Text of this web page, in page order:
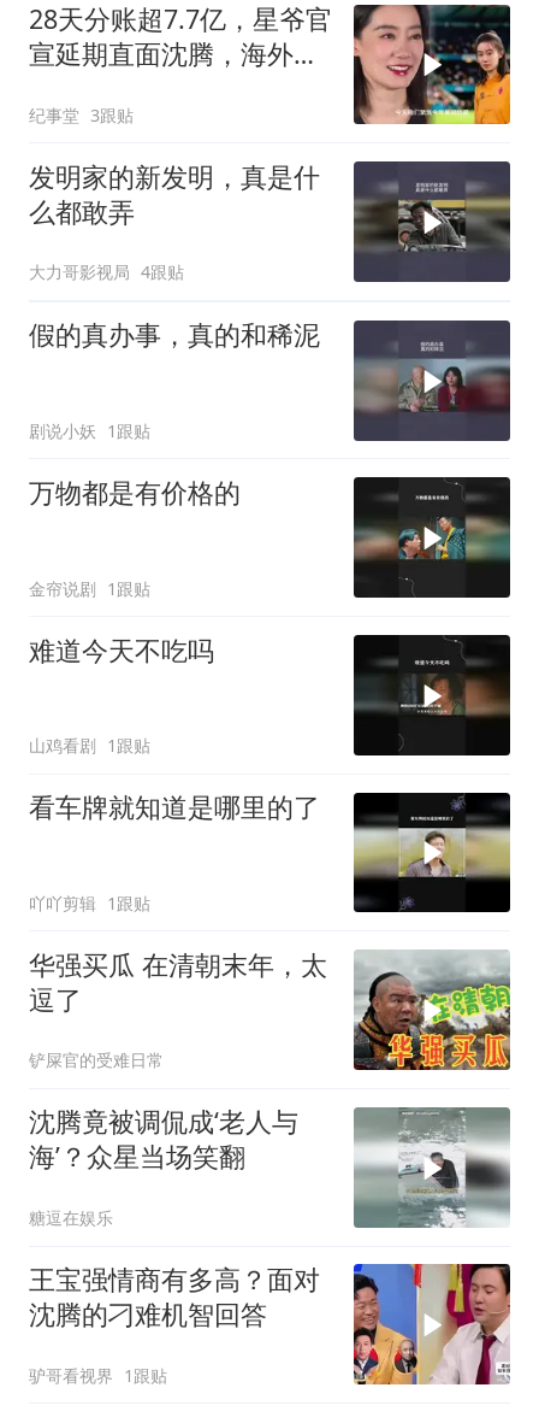
28天分账超7.7亿，星爷官
宣延期直面沈腾，海外首
纪事堂 3跟贴
发明家的新发明，真是什
么都敢弄
大力哥影视局 4跟贴
假的真办事，真的和稀泥
剧说小妖 1跟贴
万物都是有价格的
金帘说剧 1跟贴
难道今天不吃吗
山鸡看剧 1跟贴
看车牌就知道是哪里的了
吖吖剪辑 1跟贴
华强买瓜 在清朝末年，太
逗了
铲屎官的受难日常
沈腾竟被调侃成‘老人与
海’？众星当场笑翻
糖逗在娱乐
王宝强情商有多高？面对
沈腾的刁难机智回答
驴哥看视界 1跟贴